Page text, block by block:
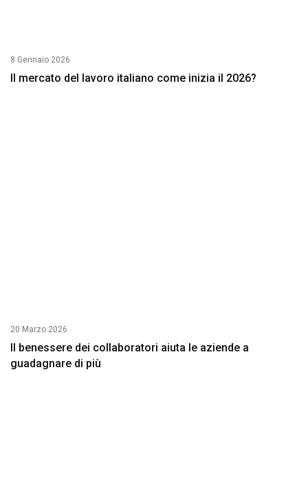
8 Gennaio 2026
Il mercato del lavoro italiano come inizia il 2026?
20 Marzo 2026
Il benessere dei collaboratori aiuta le aziende a
guadagnare di più